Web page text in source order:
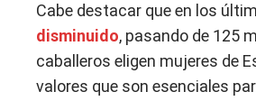
Cabe destacar que en los
disminuido, pasando de 125
caballeros eligen mujeres de
valores que son esenciales